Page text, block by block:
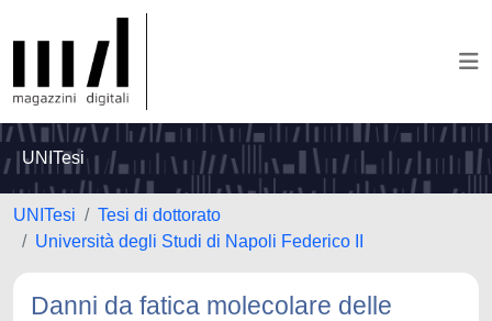
UNITesi
UNITesi
Tesi di dottorato
Università degli Studi di Napoli Federico II
Danni da fatica molecolare delle